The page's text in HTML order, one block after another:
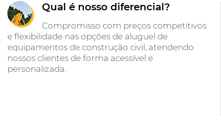
Qual é nosso diferencial?
Compromisso com preços competitivos
e flexibilidade nas opções de aluguel de
equipamentos de construção civil, atendendo
nossos clientes de forma acessível e
personalizada.